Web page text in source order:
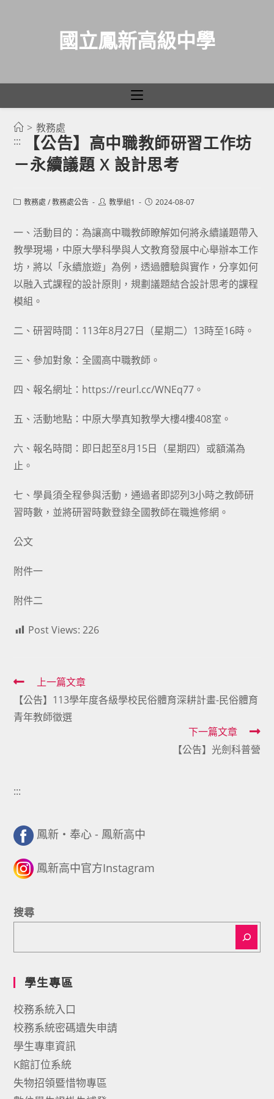
國立鳳新高級中學
> 教務處
:::
【公告】高中職教師研習工作坊
－永續議題 X 設計思考
Post教務處 / 教務處公告
Post教學組1
Post2024-08-07
一、活動目的：為讓高中職教師瞭解如何將永續議題帶入
教學現場，中原大學科學與人文教育發展中心舉辦本工作
坊，將以「永續旅遊」為例，透過體驗與實作，分享如何
以融入式課程的設計原則，規劃議題結合設計思考的課程
模組。
二、研習時間：113年8月27日（星期二）13時至16時。
三、參加對象：全國高中職教師。
四、報名網址：https://reurl.cc/WNEq77。
五、活動地點：中原大學真知教學大樓4樓408室。
六、報名時間：即日起至8月15日（星期四）或額滿為
止。
七、學員須全程參與活動，通過者即認列3小時之教師研
習時數，並將研習時數登錄全國教師在職進修網。
公文
附件一
附件二
Post Views: 226
Read
more
articles
上一篇文章
【公告】113學年度各級學校民俗體育深耕計畫-民俗體育
青年教師徵選
下一篇文章
【公告】光劍科普營
:::
鳳新・奉心 - 鳳新高中
鳳新高中官方Instagram
搜尋
學生專區
校務系統入口
校務系統密碼遺失申請
學生專車資訊
K館訂位系統
失物招領暨惜物專區